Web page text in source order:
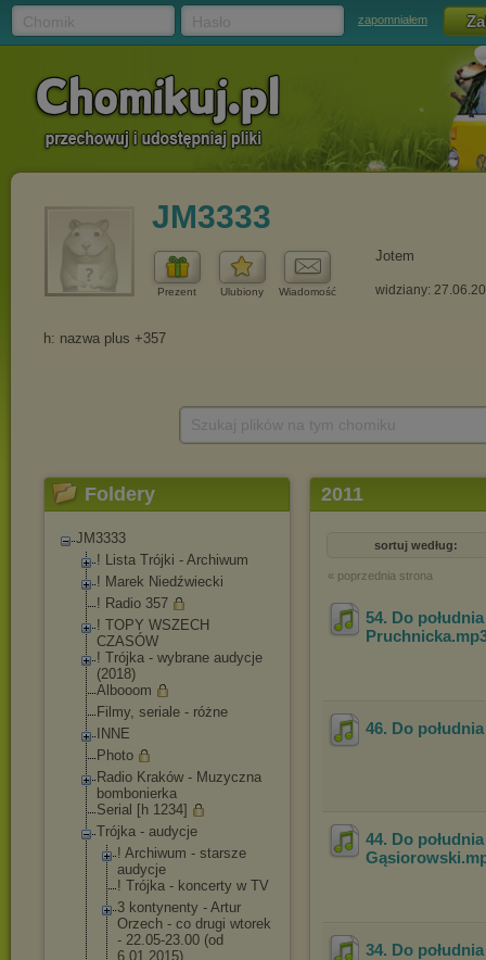
zapomniałem
JM3333
Prezent Ulubiony Wiadomość
Jotem
widziany:
Foldery
JM3333
! Lista Trójki - Archiwum
! Marek Niedźwiecki
! Radio 357
! TOPY WSZECH
CZASÓW
! Trójka - wybrane audycje
(2018)
Albooom
Filmy, seriale - różne
INNE
Photo
Radio Kraków - Muzyczna
bombonierka
Serial [h 1234]
Trójka - audycje
! Archiwum - starsze
audycje
! Trójka - koncerty w TV
3 kontynenty - Artur
Orzech - co drugi wtorek
- 22.05-23.00 (od
6.01.2015)
2011
sortuj według:
« poprzednia strona
54. Do
Pruchnicka
46. Do
44. Do
Gąsiorowski
34. Do